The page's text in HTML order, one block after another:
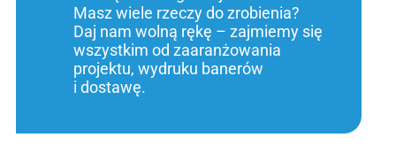
Masz wiele rzeczy do zrobienia?
Daj nam wolną rękę – zajmiemy się
wszystkim od zaaranżowania
projektu, wydruku banerów
i dostawę.